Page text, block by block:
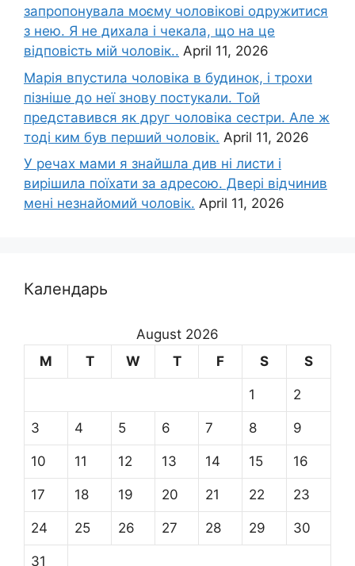
запропонувала моєму чоловікові одружитися
з нею. Я не дихала і чекала, що на це
відповість мій чоловік.. April 11, 2026
Марія впустила чоловіка в будинок, і трохи
пізніше до неї знову постукали. Той
представився як друг чоловіка сестри. Але ж
тоді ким був перший чоловік. April 11, 2026
У речах мами я знайшла див ні листи і
вирішила поїхати за адресою. Двері відчинив
мені незнайомий чоловік. April 11, 2026
Календарь
August 2026
M
T W T F S S
1 2
3 4 5 6 7 8 9
10 11 12 13 14 15 16
17 18 19 20 21 22 23
24 25 26 27 28 29 30
31